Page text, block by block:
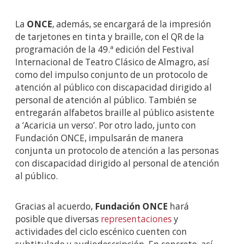
La ONCE, además, se encargará de la impresión
de tarjetones en tinta y braille, con el QR de la
programación de la 49.ª edición del Festival
Internacional de Teatro Clásico de Almagro, así
como del impulso conjunto de un protocolo de
atención al público con discapacidad dirigido al
personal de atención al público. También se
entregarán alfabetos braille al público asistente
a ‘Acaricia un verso’. Por otro lado, junto con
Fundación ONCE, impulsarán de manera
conjunta un protocolo de atención a las personas
con discapacidad dirigido al personal de atención
al público.
Gracias al acuerdo, Fundación ONCE hará
posible que diversas representaciones y
actividades del ciclo escénico cuenten con